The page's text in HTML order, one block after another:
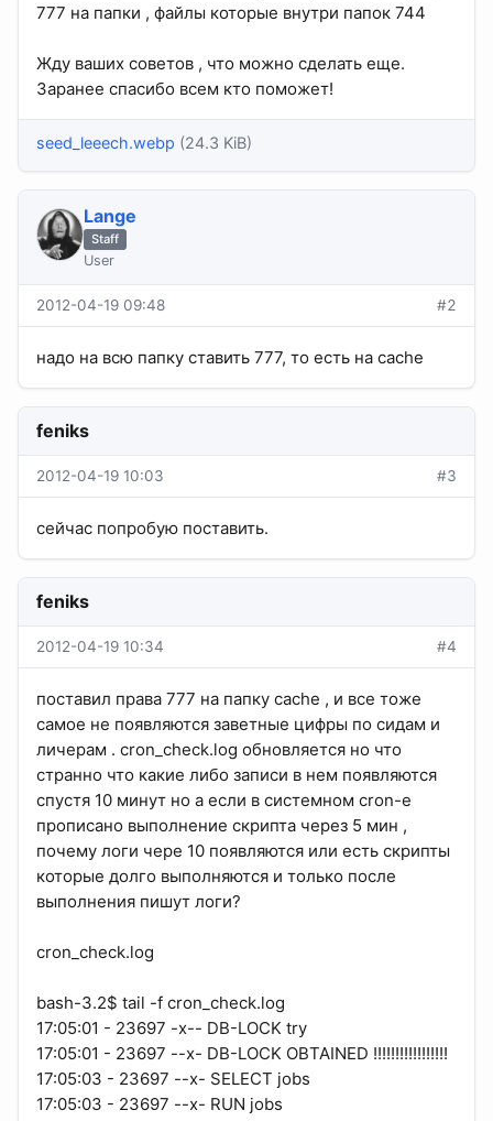
777 на папки , файлы которые внутри папок 744
Жду ваших советов , что можно сделать еще.
Заранее спасибо всем кто поможет!
seed_leeech.webp (24.3 KiB)
Lange
Staff
User
2012-04-19 09:48 #2
надо на всю папку ставить 777, то есть на cache
feniks
2012-04-19 10:03 #3
сейчас попробую поставить.
feniks
2012-04-19 10:34 #4
поставил права 777 на папку cache , и все тоже
самое не появляются заветные цифры по сидам и
личерам . cron_check.log обновляется но что
странно что какие либо записи в нем появляются
спустя 10 минут но а если в системном cron-e
прописано выполнение скрипта через 5 мин ,
почему логи чере 10 появляются или есть скрипты
которые долго выполняются и только после
выполнения пишут логи?
cron_check.log
bash-3.2$ tail -f cron_check.log
17:05:01 - 23697 -x-- DB-LOCK try
17:05:01 - 23697 --x- DB-LOCK OBTAINED !!!!!!!!!!!!!!!!!
17:05:03 - 23697 --x- SELECT jobs
17:05:03 - 23697 --x- RUN jobs